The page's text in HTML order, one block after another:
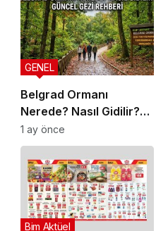
Belgrad Ormanı
Nerede? Nasıl Gidilir?
Güncel Gezi Rehberi
GENEL
1 ay önce
Bim Aktüel